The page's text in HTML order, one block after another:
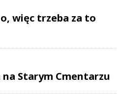
więc trzeba za to
na Starym Cmentarzu